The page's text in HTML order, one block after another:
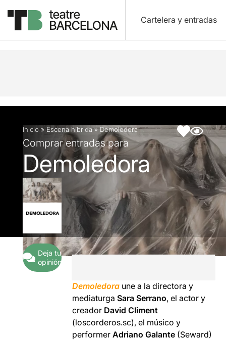
Cartelera y entradas
Descripción Ficha artística
Inicio » Escena híbrida»Demoledora
Comprar entradas para
Demoledora
Deja tu
opinión
Demoledora une a la directora y
mediaturga Sara Serrano, el actor y
creador David Climent
(loscorderos.sc), el músico y
performer Adriano Galante (Seward)